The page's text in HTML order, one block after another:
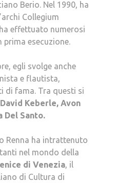
Berio. Nel 1990, ha
Collegium
effettuato numerosi
esecuzione.
egli svolge anche
e flautista,
di fama. Tra questi si
Keberle, Avon
Del Santo.
Renna ha intrattenuto
nel mondo della
di Venezia, il
di Cultura di